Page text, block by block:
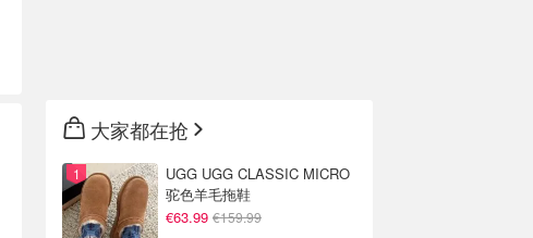
大家都在抢
UGG UGG CLASSIC MICRO
驼色羊毛拖鞋
€63.99 €159.99